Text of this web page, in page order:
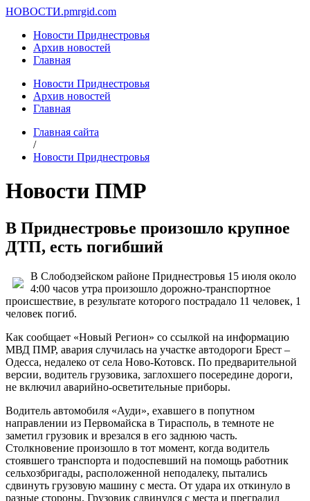
НОВОСТИ.pmrgid.com
Новости Приднестровья
Архив новостей
Главная
Новости Приднестровья
Архив новостей
Главная
Главная сайта
/
Новости Приднестровья
Новости ПМР
В Приднестровье произошло крупное
ДТП, есть погибший
В Слободзейском районе Приднестровья 15 июля около
4:00 часов утра произошло дорожно-транспортное
происшествие, в результате которого пострадало 11 человек, 1
человек погиб.
Как сообщает «Новый Регион» со ссылкой на информацию
МВД ПМР, авария случилась на участке автодороги Брест –
Одесса, недалеко от села Ново-Котовск. По предварительной
версии, водитель грузовика, заглохшего посередине дороги,
не включил аварийно-осветительные приборы.
Водитель автомобиля «Ауди», ехавшего в попутном
направлении из Первомайска в Тирасполь, в темноте не
заметил грузовик и врезался в его заднюю часть.
Столкновение произошло в тот момент, когда водитель
стоявшего транспорта и подоспевший на помощь работник
сельхозбригады, расположенной неподалеку, пытались
сдвинуть грузовую машину с места. От удара их откинуло в
разные стороны. Грузовик сдвинулся с места и преградил